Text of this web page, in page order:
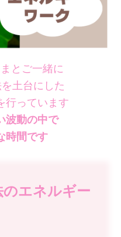
とご一緒に
土台にした
行っています
波動の中で
時間です
エネルギー